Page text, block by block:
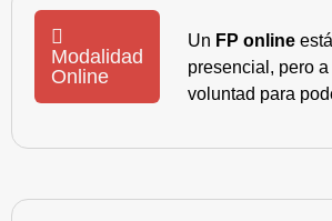
Modalidad
Online
Un FP online
presencial, pero
voluntad para